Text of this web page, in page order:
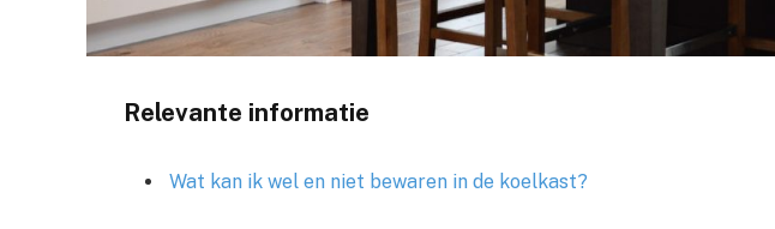
Relevante informatie
Wat kan ik wel en niet bewaren in de koelkast?